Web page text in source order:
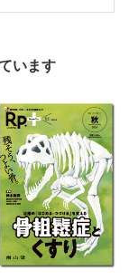
器に違いはあ
よいの？（山本
久）
う？（坂野 昌
っても大丈夫？
います